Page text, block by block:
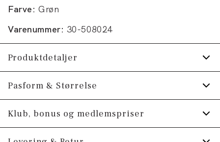
Farve: Grøn
Varenummer: 30-508024
Produktdetaljer
Der er elastik i livet.
Der er to skrålommer på siden.
Der er to paspolerede baglommer.
Pasform & Størrelse
Fit:Relaxed loose fit
Klub, bonus og medlemspriser